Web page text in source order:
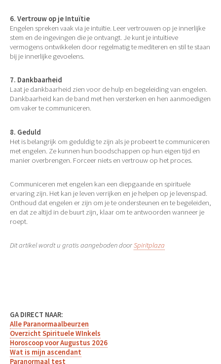
6. Vertrouw op je Intuïtie
Engelen spreken vaak via je intuïtie. Leer vertrouwen op je innerlijke
stem en de ingevingen die je ontvangt. Je kunt je intuïtieve
vermogens ontwikkelen door regelmatig te mediteren en stil te staan
bij je innerlijke gevoelens.
7. Dankbaarheid
Laat je dankbaarheid zien voor de hulp en begeleiding van engelen.
Dankbaarheid kan de band met hen versterken en hen aanmoedigen
om vaker te communiceren.
8. Geduld
Het is belangrijk om geduldig te zijn als je probeert te communiceren
met engelen. Ze kunnen hun boodschappen op hun eigen tijd en
manier overbrengen. Forceer niets en vertrouw op het proces.
Communiceren met engelen kan een diepgaande en spirituele
ervaring zijn. Het kan je leven verrijken en je helpen op je levenspad.
Onthoud dat engelen er zijn om je te ondersteunen en te begeleiden,
en dat ze altijd in de buurt zijn, klaar om te antwoorden wanneer je
roept.
Dit artikel wordt u gratis aangeboden doorSpiritplaza
GA DIRECT NAAR:
Alle Paranormaalbeurzen
Overzicht Spirituele WInkels
Horoscoop voor Augustus 2026
Wat is mijn ascendant
Paranormaal test